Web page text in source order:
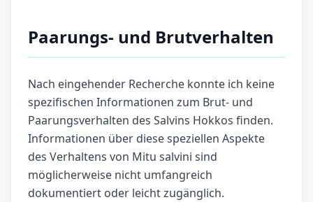
Paarungs- und Brutverhalten
Nach eingehender Recherche konnte ich keine
spezifischen Informationen zum Brut- und
Paarungsverhalten des Salvins Hokkos finden.
Informationen über diese speziellen Aspekte
des Verhaltens von Mitu salvini sind
möglicherweise nicht umfangreich
dokumentiert oder leicht zugänglich.